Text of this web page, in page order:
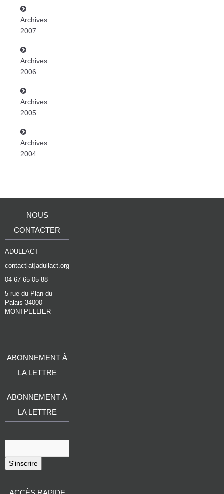
Archives
2007
Archives
2006
Archives
2005
Archives
2004
NOUS
CONTACTER
ADULLACT
contact[at]adullact.org
04 67 65 05 88
5 rue du Plan du
Palais 34000
MONTPELLIER
ABONNEMENT À
LA LETTRE
ABONNEMENT À
LA LETTRE
S'inscrire